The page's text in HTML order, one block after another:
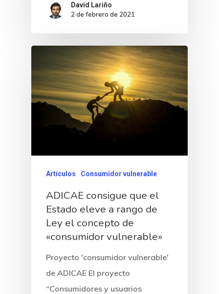
David Lariño
2 de febrero de 2021
Artículos Consumidor vulnerable
ADICAE consigue que el
Estado eleve a rango de
Ley el concepto de
«consumidor vulnerable»
Proyecto 'consumidor vulnerable'
de ADICAE El proyecto
“Consumidores y usuarios